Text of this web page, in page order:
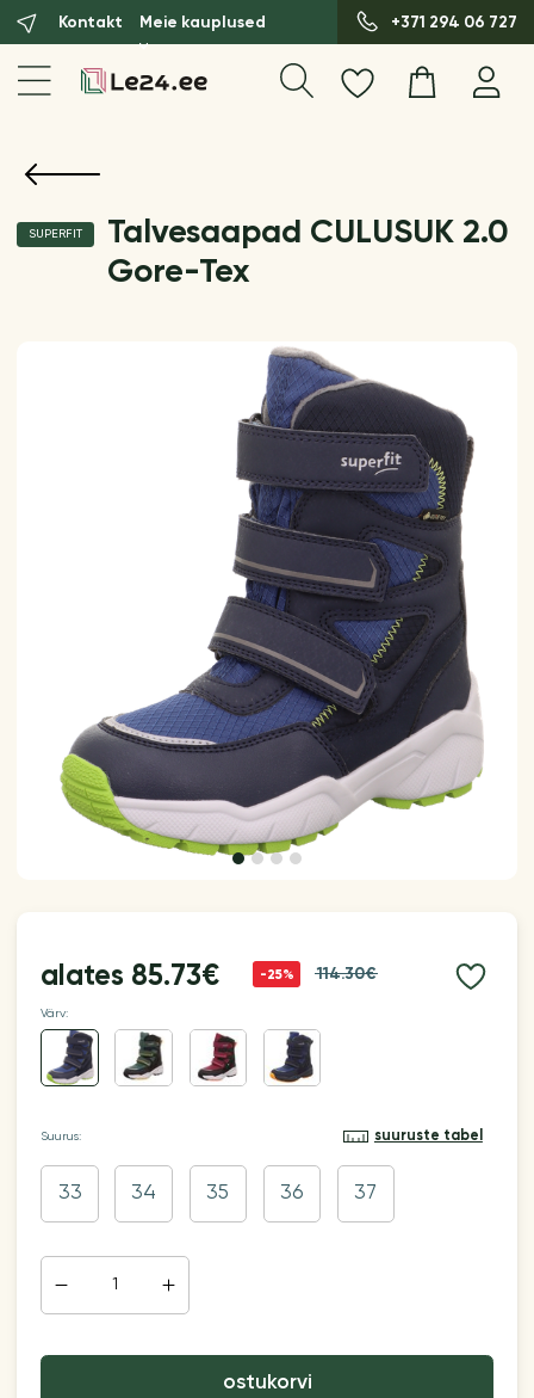
Kontakt Meie kauplused +371 294 06 727
SUPERFIT
Talvesaapad CULUSUK 2.0
Gore-Tex
alates 85.73€ -25% 114.30€
Värv:
Suurus: suuruste tabel
33 34 35 36 37
ostukorvi